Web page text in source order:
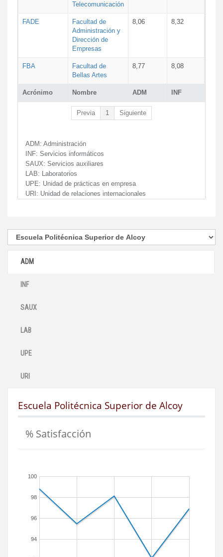
Acrónimo Nombre ADM INF
Telecomunicación
FADE
Facultad de
Administración y
Dirección de
Empresas
8,06 8,32
FBA
Facultad de
Bellas Artes
8,77 8,08
Previa 1 Siguiente
ADM: Administración
INF: Servicios informáticos
SAUX: Servicios auxiliares
LAB: Laboratorios
UPE: Unidad de prácticas en empresa
URI: Unidad de relaciones internacionales
ADM
INF
SAUX
LAB
UPE
URI
Escuela Politécnica Superior de Alcoy
% Satisfacción
94
96
98
100